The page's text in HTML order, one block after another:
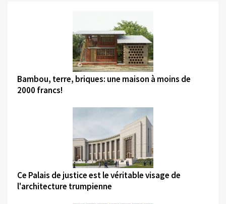
©
Bambou, terre, briques: une maison à moins de
2000 francs!
©
Ce Palais de justice est le véritable visage de
l'architecture trumpienne